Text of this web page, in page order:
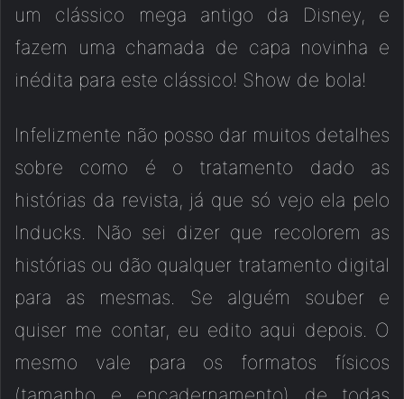
um clássico mega antigo da Disney, e
fazem uma chamada de capa novinha e
inédita para este clássico! Show de bola!
Infelizmente não posso dar muitos detalhes
sobre como é o tratamento dado as
histórias da revista, já que só vejo ela pelo
Inducks. Não sei dizer que recolorem as
histórias ou dão qualquer tratamento digital
para as mesmas. Se alguém souber e
quiser me contar, eu edito aqui depois. O
mesmo vale para os formatos físicos